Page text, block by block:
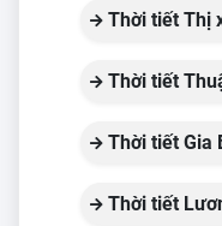
Thời tiết Thị
Thời tiết
Thời tiết Gia
Thời tiết